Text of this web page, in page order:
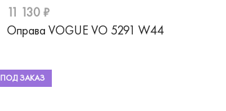
11 130 ₽
Оправа VOGUE VO 5291 W44
ПОД ЗАКАЗ